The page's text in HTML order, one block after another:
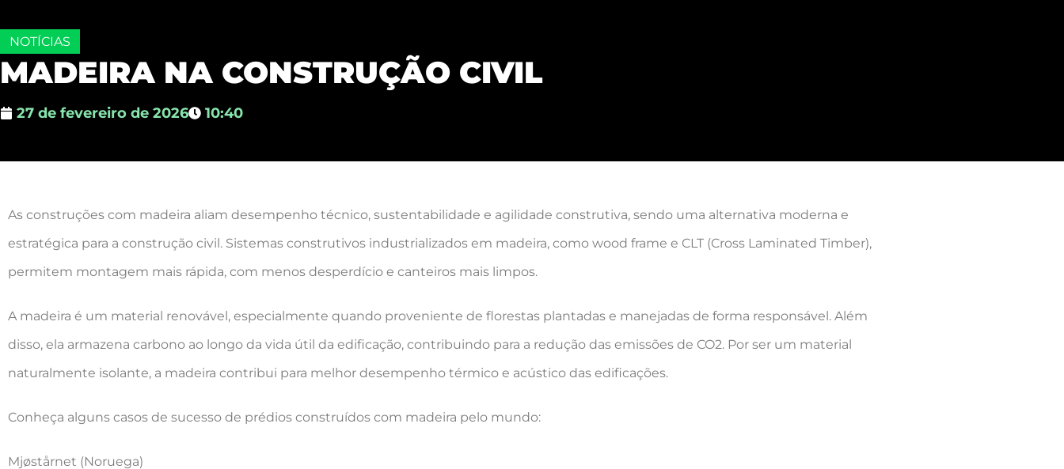
NOTÍCIAS
MADEIRA NA CONSTRUÇÃO CIVIL
27 de fevereiro de 2026 10:40
As construções com madeira aliam desempenho técnico, sustentabilidade e agilidade construtiva, sendo uma alternativa moderna e
estratégica para a construção civil. Sistemas construtivos industrializados em madeira, como wood frame e CLT (Cross Laminated Timber),
permitem montagem mais rápida, com menos desperdício e canteiros mais limpos.
A madeira é um material renovável, especialmente quando proveniente de florestas plantadas e manejadas de forma responsável. Além
disso, ela armazena carbono ao longo da vida útil da edificação, contribuindo para a redução das emissões de CO2. Por ser um material
naturalmente isolante, a madeira contribui para melhor desempenho térmico e acústico das edificações.
Conheça alguns casos de sucesso de prédios construídos com madeira pelo mundo:
Mjøstårnet (Noruega)